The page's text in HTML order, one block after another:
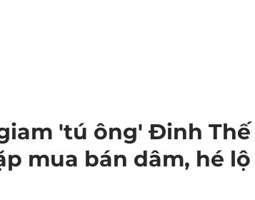
'tú ông' Đinh
mua bán dâm, hé